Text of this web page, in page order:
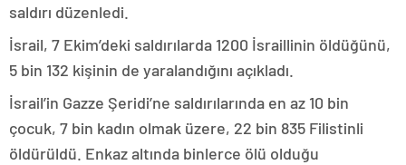
saldırı düzenledi.
İsrail, 7 Ekim’deki saldırılarda 1200 İsraillinin öldüğünü,
5 bin 132 kişinin de yaralandığını açıkladı.
İsrail’in Gazze Şeridi’ne saldırılarında en az 10 bin
çocuk, 7 bin kadın olmak üzere, 22 bin 835 Filistinli
öldürüldü. Enkaz altında binlerce ölü olduğu